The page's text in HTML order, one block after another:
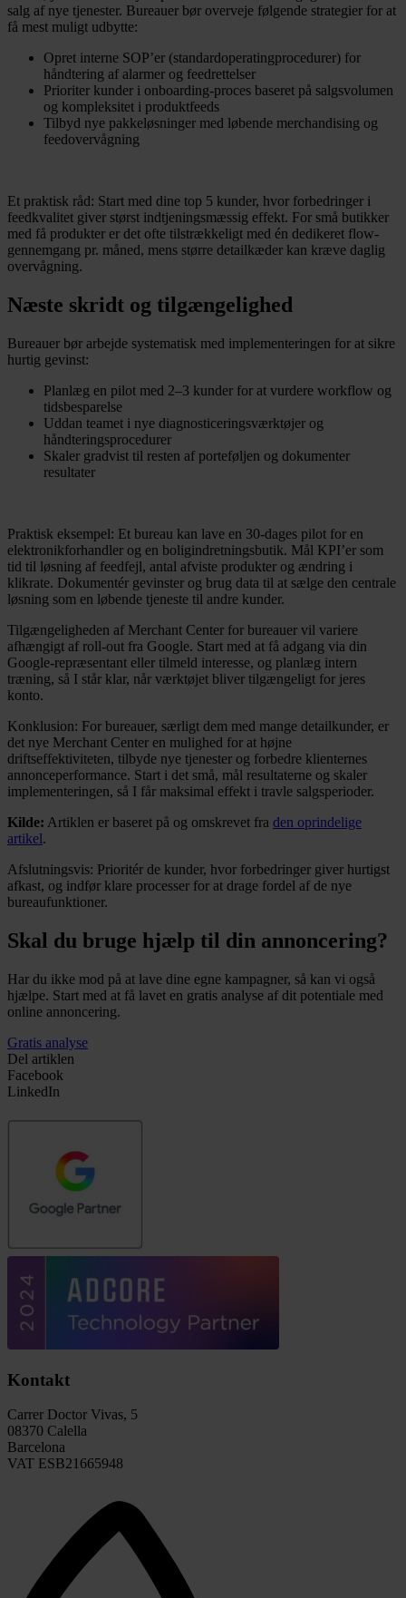
salg af nye tjenester. Bureauer bør overveje følgende strategier for at
få mest muligt udbytte:
Opret interne SOP’er (standardoperatingprocedurer) for
håndtering af alarmer og feedrettelser
Prioriter kunder i onboarding-proces baseret på salgsvolumen
og kompleksitet i produktfeeds
Tilbyd nye pakkeløsninger med løbende merchandising og
feedovervågning
Et praktisk råd: Start med dine top 5 kunder, hvor forbedringer i
feedkvalitet giver størst indtjeningsmæssig effekt. For små butikker
med få produkter er det ofte tilstrækkeligt med én dedikeret flow-
gennemgang pr. måned, mens større detailkæder kan kræve daglig
overvågning.
Næste skridt og tilgængelighed
Bureauer bør arbejde systematisk med implementeringen for at sikre
hurtig gevinst:
Planlæg en pilot med 2–3 kunder for at vurdere workflow og
tidsbesparelse
Uddan teamet i nye diagnosticeringsværktøjer og
håndteringsprocedurer
Skaler gradvist til resten af porteføljen og dokumenter
resultater
Praktisk eksempel: Et bureau kan lave en 30-dages pilot for en
elektronikforhandler og en boligindretningsbutik. Mål KPI’er som
tid til løsning af feedfejl, antal afviste produkter og ændring i
klikrate. Dokumentér gevinster og brug data til at sælge den centrale
løsning som en løbende tjeneste til andre kunder.
Tilgængeligheden af Merchant Center for bureauer vil variere
afhængigt af roll-out fra Google. Start med at få adgang via din
Google-repræsentant eller tilmeld interesse, og planlæg intern
træning, så I står klar, når værktøjet bliver tilgængeligt for jeres
konto.
Konklusion: For bureauer, særligt dem med mange detailkunder, er
det nye Merchant Center en mulighed for at højne
driftseffektiviteten, tilbyde nye tjenester og forbedre klienternes
annonceperformance. Start i det små, mål resultaterne og skaler
implementeringen, så I får maksimal effekt i travle salgsperioder.
Kilde: Artiklen er baseret på og omskrevet fra den oprindelige
artikel.
Afslutningsvis: Prioritér de kunder, hvor forbedringer giver hurtigst
afkast, og indfør klare processer for at drage fordel af de nye
bureaufunktioner.
Skal du bruge hjælp til din annoncering?
Har du ikke mod på at lave dine egne kampagner, så kan vi også
hjælpe. Start med at få lavet en gratis analyse af dit potentiale med
online annoncering.
Gratis analyse
Del artiklen
Facebook
LinkedIn
Kontakt
Carrer Doctor Vivas, 5
08370 Calella
Barcelona
VAT ESB21665948